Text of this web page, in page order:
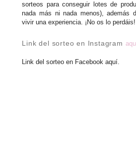
sorteos para conseguir lotes de
nada más ni nada menos), además
vivir una experiencia. ¡No os lo perdáis!
Link del sorteo en Instagram
Link del sorteo en Facebook aquí.